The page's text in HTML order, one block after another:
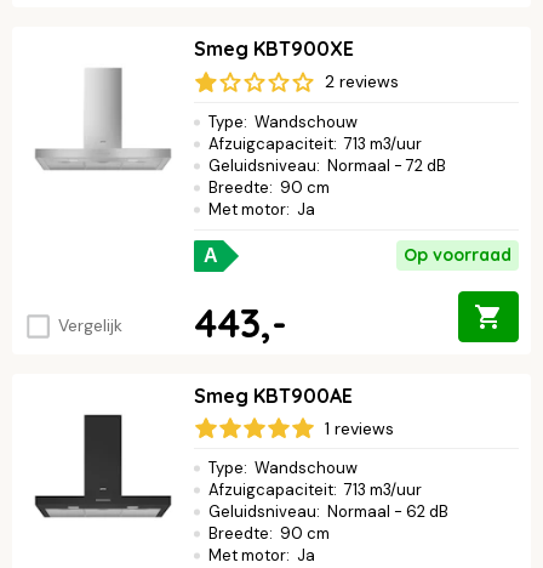
Vergelijk
Smeg KBT900XE
2 reviews
Type: Wandschouw
Afzuigcapaciteit: 713 m3/uur
Geluidsniveau: Normaal - 72 dB
Breedte: 90 cm
Met motor: Ja
A Op voorraad
443,-
Smeg KBT900AE
1 reviews
Type: Wandschouw
Afzuigcapaciteit: 713 m3/uur
Geluidsniveau: Normaal - 62 dB
Breedte: 90 cm
Met motor: Ja